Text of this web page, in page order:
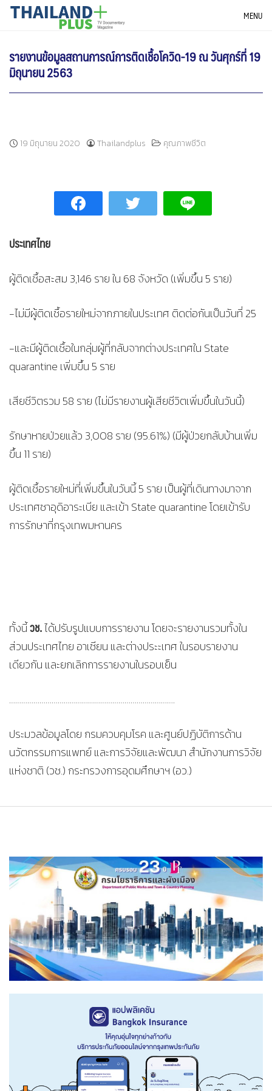
SkipTHAILANDPLUS NEWS MENU
รายงานข้อมูลสถานการณ์การติดเชื้อโควิด-19 ณ วันศุกร์ที่ 19
มิถุนายน 2563
19 มิถุนายน 2020 Thailandplus คุณภาพชีวิต
ประเทศไทย
ผู้ติดเชื้อสะสม 3,146 ราย ใน 68 จังหวัด (เพิ่มขึ้น 5 ราย)
-ไม่มีผู้ติดเชื้อรายใหม่จากภายในประเทศ ติดต่อกันเป็นวันที่ 25
-และมีผู้ติดเชื้อในกลุ่มผู้ที่กลับจากต่างประเทศใน State
quarantine เพิ่มขึ้น 5 ราย
เสียชีวิตรวม 58 ราย (ไม่มีรายงานผู้เสียชีวิตเพิ่มขึ้นในวันนี้)
รักษาหายป่วยแล้ว 3,008 ราย (95.61%) (มีผู้ป่วยกลับบ้านเพิ่ม
ขึ้น 11 ราย)
ผู้ติดเชื้อรายใหม่ที่เพิ่มขึ้นในวันนี้ 5 ราย เป็นผู้ที่เดินทางมาจาก
ประเทศซาอุดิอาระเบีย และเข้า State quarantine โดยเข้ารับ
การรักษาที่กรุงเทพมหานคร
ทั้งนี้วช.ได้ปรับรูปแบบการรายงาน โดยจะรายงานรวมทั้งใน
ส่วนประเทศไทย อาเซียน และต่างประะเทศ ในรอบรายงาน
เดียวกัน และยกเลิกการรายงานในรอบเย็น
……………………………………………………………………….
ประมวลข้อมูลโดย กรมควบคุมโรค และศูนย์ปฏิบัติการด้าน
นวัตกรรมการแพทย์ และการวิจัยและพัฒนา สำนักงานการวิจัย
แห่งชาติ (วช.) กระทรวงการอุดมศึกษาฯ (อว.)